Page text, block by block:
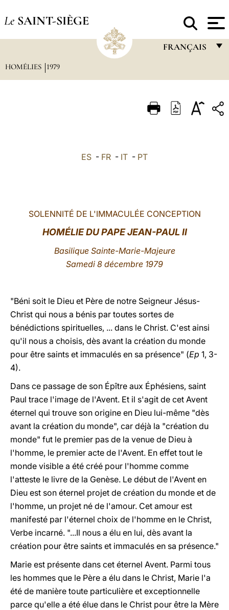
Le SAINT-SIÈGE
FRANÇAIS
ITALIANO
中文
LATINE
HOMÉLIES 1979
ES - FR - IT - PT
SOLENNITÉ DE L'IMMACULÉE CONCEPTION
HOMÉLIE DU PAPE JEAN-PAUL II
Basilique Sainte-Marie-Majeure
Samedi 8 décembre 1979
"Béni soit le Dieu et Père de notre Seigneur Jésus-
Christ qui nous a bénis par toutes sortes de
bénédictions spirituelles, ... dans le Christ. C'est ainsi
qu'il nous a choisis, dès avant la création du monde
pour être saints et immaculés en sa présence" (Ep 1, 3-
4).
Dans ce passage de son Épître aux Éphésiens, saint
Paul trace l'image de l'Avent. Et il s'agit de cet Avent
éternel qui trouve son origine en Dieu lui-même "dès
avant la création du monde", car déjà la "création du
monde" fut le premier pas de la venue de Dieu à
l'homme, le premier acte de l'Avent. En effet tout le
monde visible a été créé pour l'homme comme
l'atteste le livre de la Genèse. Le début de l'Avent en
Dieu est son éternel projet de création du monde et de
l'homme, un projet né de l'amour. Cet amour est
manifesté par l'éternel choix de l'homme en le Christ,
Verbe incarné. "...Il nous a élu en lui, dès avant la
création pour être saints et immaculés en sa présence."
Marie est présente dans cet éternel Avent. Parmi tous
les hommes que le Père a élu dans le Christ, Marie l'a
été de manière toute particulière et exceptionnelle
parce qu'elle a été élue dans le Christ pour être la Mère